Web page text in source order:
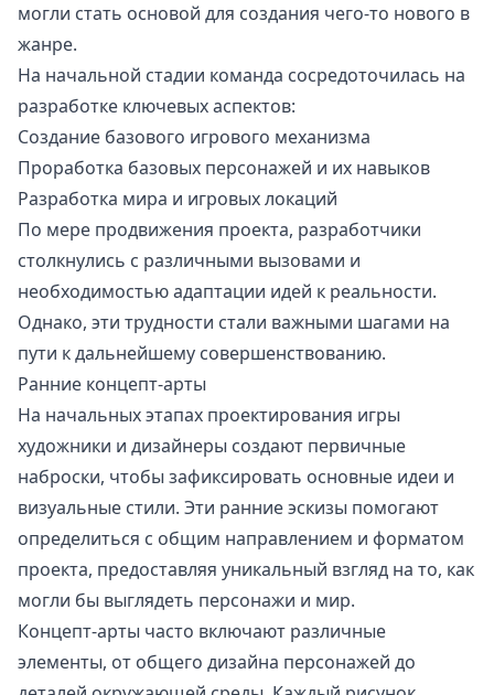
могли стать основой для создания чего-то нового в
жанре.
На начальной стадии команда сосредоточилась на
разработке ключевых аспектов:
Создание базового игрового механизма
Проработка базовых персонажей и их навыков
Разработка мира и игровых локаций
По мере продвижения проекта, разработчики
столкнулись с различными вызовами и
необходимостью адаптации идей к реальности.
Однако, эти трудности стали важными шагами на
пути к дальнейшему совершенствованию.
Ранние концепт-арты
На начальных этапах проектирования игры
художники и дизайнеры создают первичные
наброски, чтобы зафиксировать основные идеи и
визуальные стили. Эти ранние эскизы помогают
определиться с общим направлением и форматом
проекта, предоставляя уникальный взгляд на то, как
могли бы выглядеть персонажи и мир.
Концепт-арты часто включают различные
элементы, от общего дизайна персонажей до